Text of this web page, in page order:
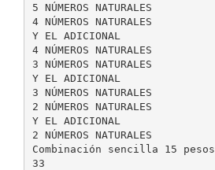
5 NÚMEROS NATURALES
4 NÚMEROS NATURALES
Y EL ADICIONAL
4 NÚMEROS NATURALES
3 NÚMEROS NATURALES
Y EL ADICIONAL
3 NÚMEROS NATURALES
2 NÚMEROS NATURALES
Y EL ADICIONAL
2 NÚMEROS NATURALES
Combinación sencilla 15 pesos
33